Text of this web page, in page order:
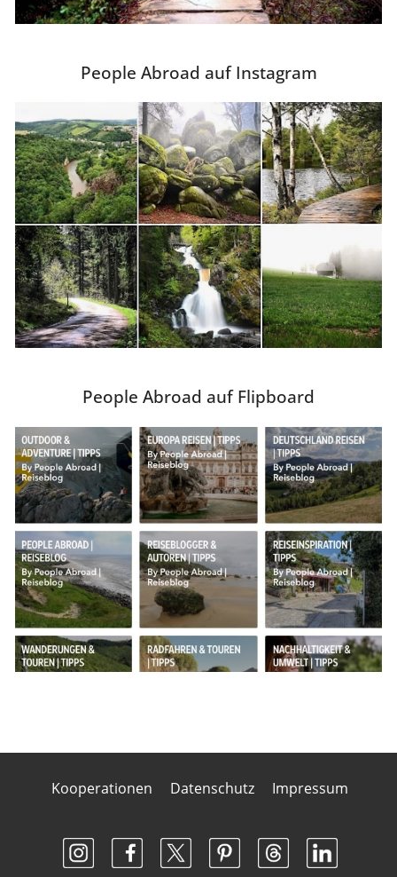
People Abroad auf Instagram
People Abroad auf Flipboard
Kooperationen Datenschutz Impressum